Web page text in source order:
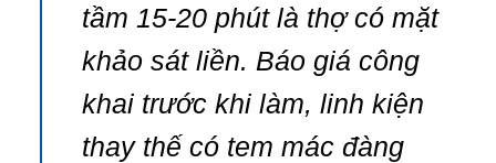
tầm 15-20 phút là thợ có mặt
khảo sát liền. Báo giá công
khai trước khi làm, linh kiện
thay thế có tem mác đàng